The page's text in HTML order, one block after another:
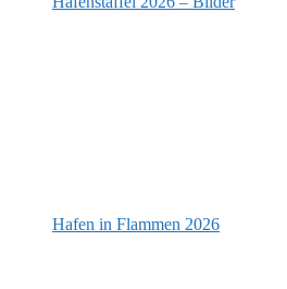
Hafen in Flammen 2026